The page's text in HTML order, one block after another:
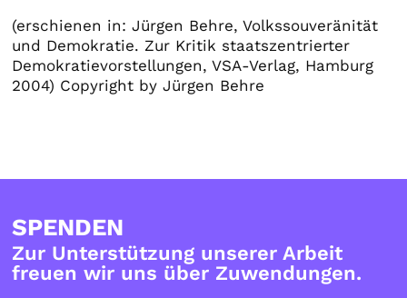
(erschienen in: Jürgen Behre, Volkssouveränität
und Demokratie. Zur Kritik staatszentrierter
Demokratievorstellungen, VSA-Verlag, Hamburg
2004) Copyright by Jürgen Behre
SPENDEN
Zur Unterstützung unserer Arbeit
freuen wir uns über Zuwendungen.